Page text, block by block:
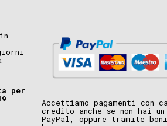
per
Accettiamo pagamenti con
credito anche se non hai un
PayPal, oppure tramite